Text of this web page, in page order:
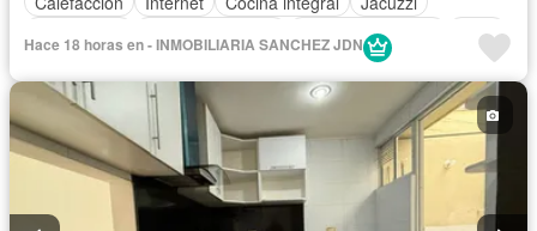
Cuarto de servicio
Patio
Vigilante
Acceso para personas con discapacidad
Jardín
Ascensor
Gimnasio Barbecue
Caseta de vigilancia
Sauna
Seguridad privada Piscina
Cancha de tenis
Permite mascotas Permite niños Solo familias
Hace 18 horas en - INMOBILIARIA SANCHEZ JDN